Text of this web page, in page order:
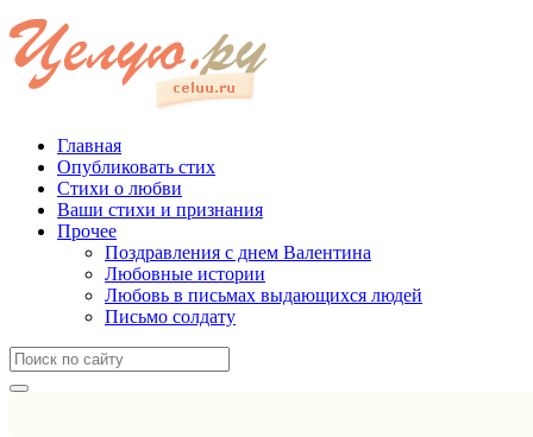
Главная
Опубликовать стих
Стихи о любви
Ваши стихи и признания
Прочее
Поздравления с днем Валентина
Любовные истории
Любовь в письмах выдающихся людей
Письмо солдату